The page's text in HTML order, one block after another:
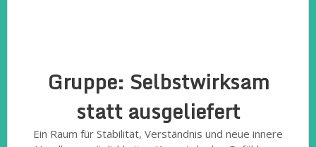
Gruppe: Selbstwirksam
statt ausgeliefert
Ein Raum für Stabilität, Verständnis und neue innere